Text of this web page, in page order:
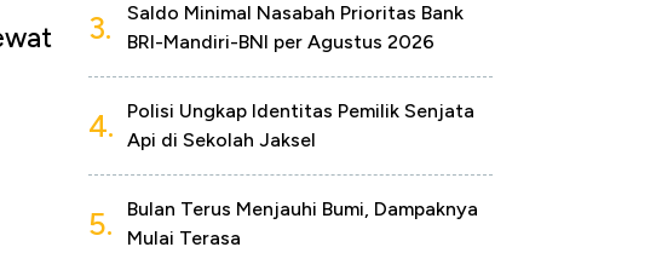
3.
Saldo Minimal Nasabah Prioritas Bank
BRI-Mandiri-BNI per Agustus 2026
4.
Polisi Ungkap Identitas Pemilik Senjata
Api di Sekolah Jaksel
5.
Bulan Terus Menjauhi Bumi, Dampaknya
Mulai Terasa